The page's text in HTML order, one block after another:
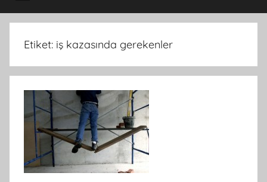
Etiket: iş kazasında gerekenler